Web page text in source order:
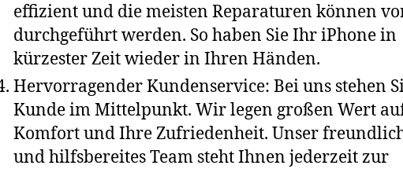
effizient und die meisten Reparaturen können
durchgeführt werden. So haben Sie Ihr iPhone in
kürzester Zeit wieder in Ihren Händen.
Hervorragender Kundenservice: Bei uns stehen
Kunde im Mittelpunkt. Wir legen großen Wert
Komfort und Ihre Zufriedenheit. Unser
und hilfsbereites Team steht Ihnen jederzeit zur